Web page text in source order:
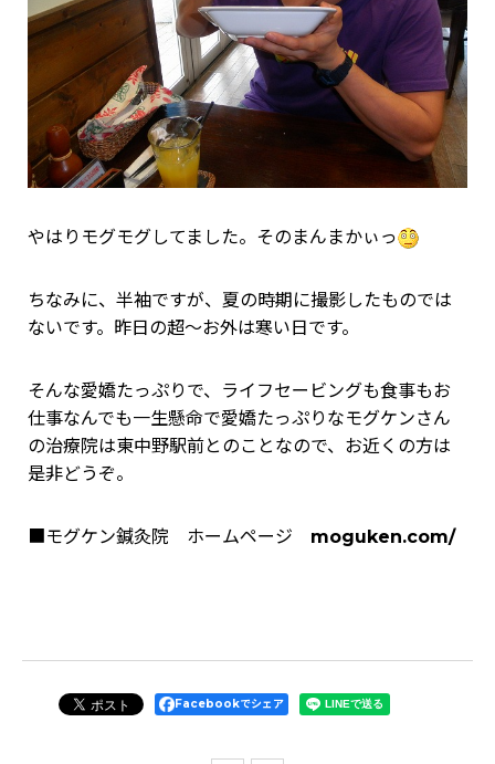
やはりモグモグしてました。そのまんまかぃっ
ちなみに、半袖ですが、夏の時期に撮影したものでは
ないです。昨日の超～お外は寒い日です。
そんな愛嬌たっぷりで、ライフセービングも食事もお
仕事なんでも一生懸命で愛嬌たっぷりなモグケンさん
の治療院は東中野駅前とのことなので、お近くの方は
是非どうぞ。
■モグケン鍼灸院 ホームページ moguken.com/
Facebookでシェア